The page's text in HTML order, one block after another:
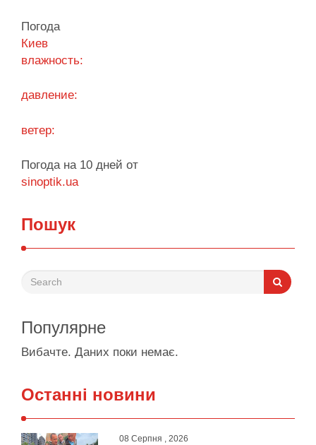
старту опалювального сезону …
Погода
Киев
влажность:
давление:
ветер:
Погода на 10 дней от
sinoptik.ua
Пошук
Популярне
Вибачте. Даних поки немає.
Останні новини
08 Серпня , 2026